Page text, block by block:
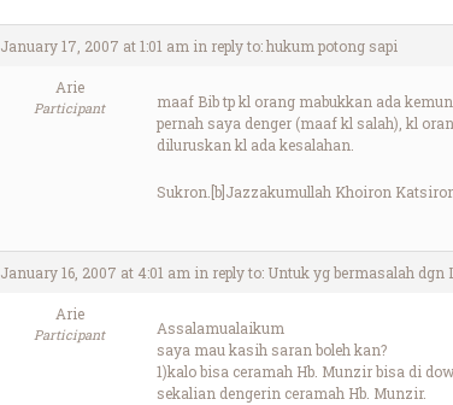
January 17, 2007 at 1:01 am in reply to:hukum potong sapi
Arie
Participant
maaf Bib tp kl orang mabukkan ada
pernah saya denger (maaf kl salah), kl
diluruskan kl ada kesalahan.
Sukron.[b]Jazzakumullah Khoiron
January 16, 2007 at 4:01 am in reply to: Untuk yg bermasalah dgn
Arie
Participant
Assalamualaikum
saya mau kasih saran boleh kan?
1)kalo bisa ceramah Hb. Munzir bisa di
sekalian dengerin ceramah Hb. Munzir.